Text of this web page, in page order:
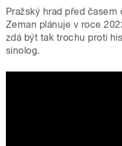
Pražský hrad před
Zeman plánuje v roce
zdá být tak trochu proti
sinolog.